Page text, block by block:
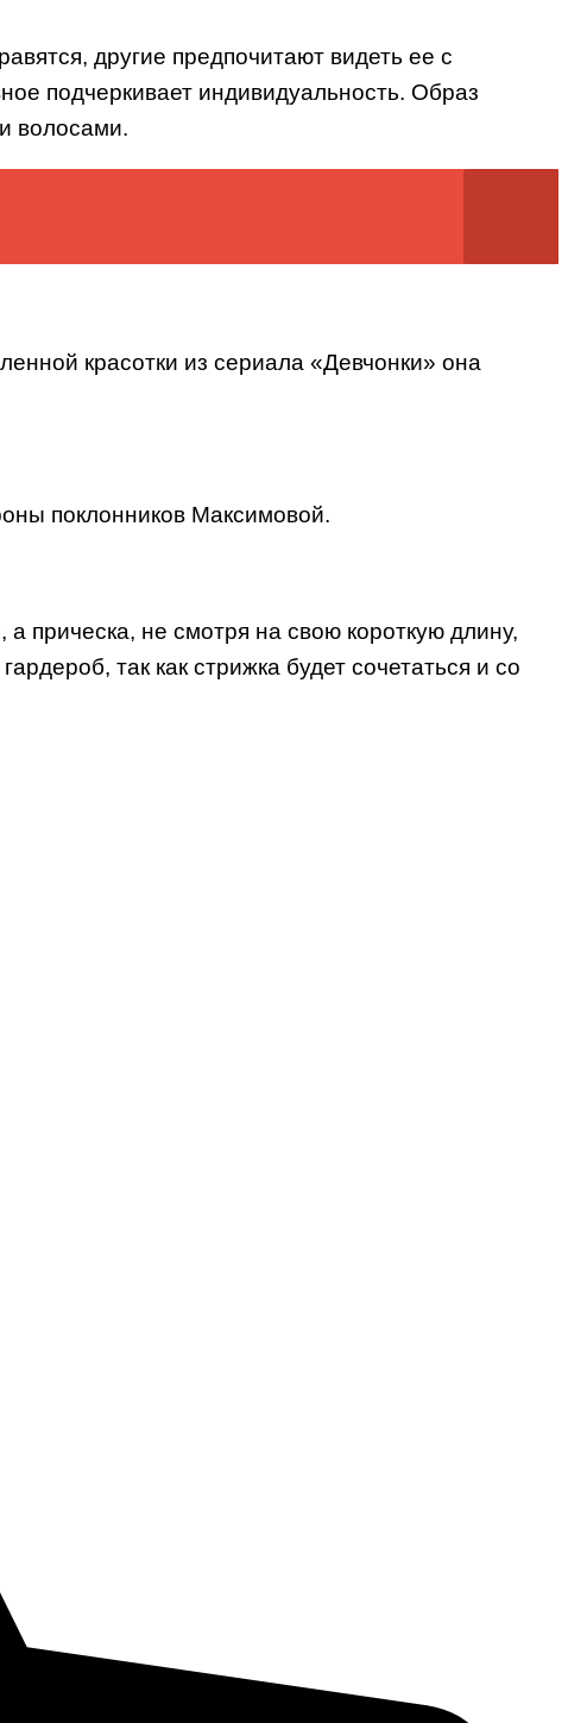
другие предпочитают видеть ее с
подчеркивает индивидуальность. Образ
волосами.
красотки из сериала «Девчонки» она
поклонников Максимовой.
прическа, не смотря на свою короткую длину,
так как стрижка будет сочетаться и со